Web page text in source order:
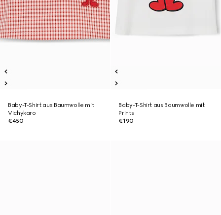
Baby-T-Shirt aus Baumwolle mit
Vichykaro
€450
Baby-T-Shirt aus Baumwolle mit
Prints
€190